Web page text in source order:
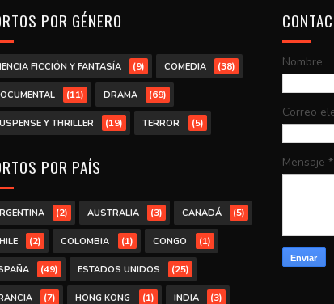
POR GÉNERO
FICCIÓN Y FANTASÍA (9) COMEDIA (38)
(11) DRAMA (69)
Y THRILLER (19) TERROR (5)
POR PAÍS
(2) AUSTRALIA (3) CANADÁ (5)
(2) COLOMBIA (1) CONGO (1)
(49) ESTADOS UNIDOS (25)
(7) HONG KONG (1) INDIA (3)
Nombre
Correo
Mensaje *